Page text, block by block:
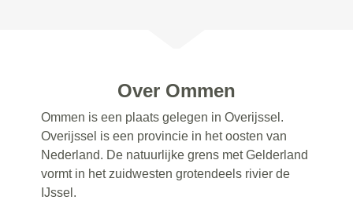
Over Ommen
Ommen is een plaats gelegen in Overijssel.
Overijssel is een provincie in het oosten van
Nederland. De natuurlijke grens met Gelderland
vormt in het zuidwesten grotendeels rivier de
IJssel.